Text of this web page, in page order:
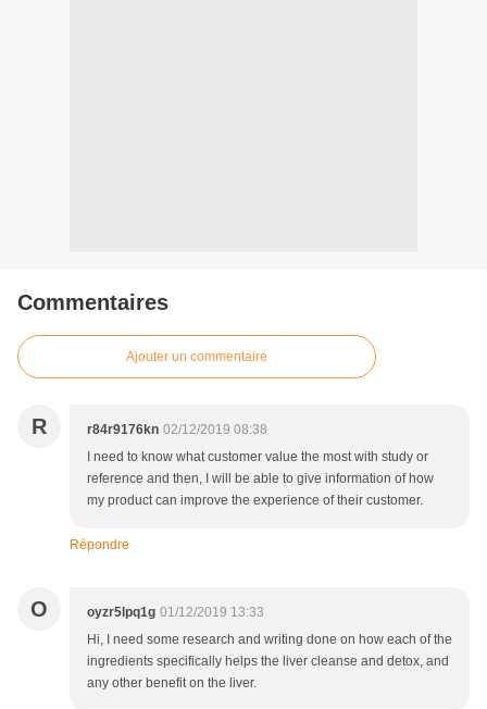
Commentaires
Ajouter un commentaire
R r84r9176kn 02/12/2019 08:38
I need to know what customer value the most with study or
reference and then, I will be able to give information of how
my product can improve the experience of their customer.
Répondre
O oyzr5lpq1g 01/12/2019 13:33
Hi, I need some research and writing done on how each of the
ingredients specifically helps the liver cleanse and detox, and
any other benefit on the liver.